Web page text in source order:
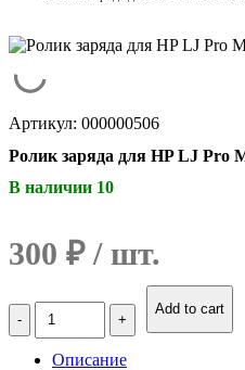
Артикул: 000000506
Ролик заряда для HP LJ Pro
В наличии 10
300 ₽
Количество
Ролик
Add to cart
Описание